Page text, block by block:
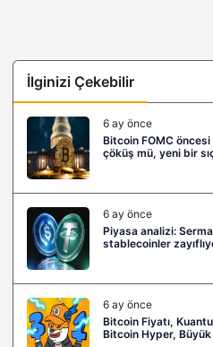
İlginizi Çekebilir
6 ay önce
Bitcoin FOMC
çöküş mü, yeni bir
6 ay önce
Piyasa analizi:
stablecoinler
6 ay önce
Bitcoin Fiyatı,
Bitcoin Hyper,